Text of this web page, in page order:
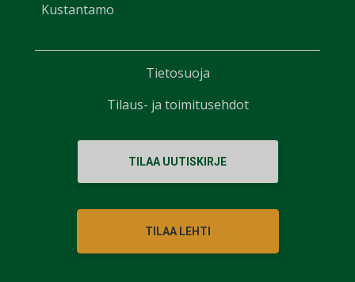
Kustantamo
TILAA UUTISKIRJE
TILAA LEHTI
Tietosuoja
Tilaus- ja toimitusehdot